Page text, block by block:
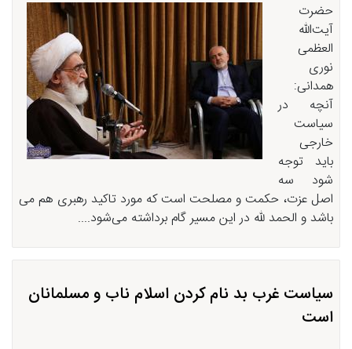
حضرت
آیت‌الله
العظمی
نوری
همدانی:
آنچه در
سیاست
خارجی
باید توجه
شود سه
اصل عزت، حکمت و مصلحت است که مورد تاکید رهبری هم می
باشد و الحمد لله در این مسیر گام برداشته می‌شود....
سیاست غرب بد نام کردن اسلام ناب و مسلمانان
است